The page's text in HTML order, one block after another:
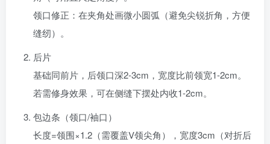
领口修正：在夹角处画微小圆弧（避免尖锐折角，方便
缝纫）。
后片‌
基础同前片，后领口深2-3cm，宽度比前领宽1-2cm。
若需修身效果，可在侧缝下摆处内收1-2cm。
包边条（领口/袖口）‌
长度=领围×1.2（需覆盖V领尖角），宽度3cm（对折后